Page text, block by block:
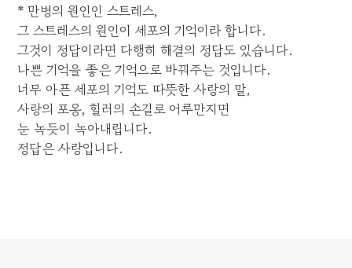
* 만병의 원인인 스트레스,
그 스트레스의 원인이 세포의 기억이라 합니다.
그것이 정답이라면 다행히 해결의 정답도 있습니다.
나쁜 기억을 좋은 기억으로 바꿔주는 것입니다.
너무 아픈 세포의 기억도 따뜻한 사랑의 말,
사랑의 포옹, 힐러의 손길로 어루만지면
눈 녹듯이 녹아내립니다.
정답은 사랑입니다.